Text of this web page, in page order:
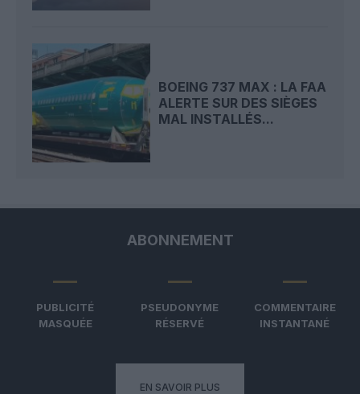
BOEING 737 MAX : LA FAA
ALERTE SUR DES SIÈGES
MAL INSTALLÉS...
ABONNEMENT
PUBLICITÉ
MASQUÉE
PSEUDONYME
RÉSERVÉ
COMMENTAIRE
INSTANTANÉ
EN SAVOIR PLUS